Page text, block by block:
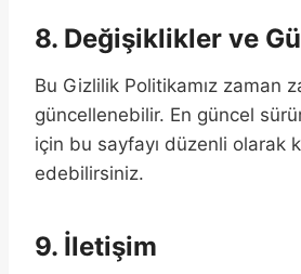
8. Değişiklikler ve
Bu Gizlilik Politikamız zaman
güncellenebilir. En güncel
için bu sayfayı düzenli olarak
edebilirsiniz.
9. İletişim